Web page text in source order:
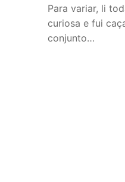
Para variar, li
curiosa e fui
conjunto…